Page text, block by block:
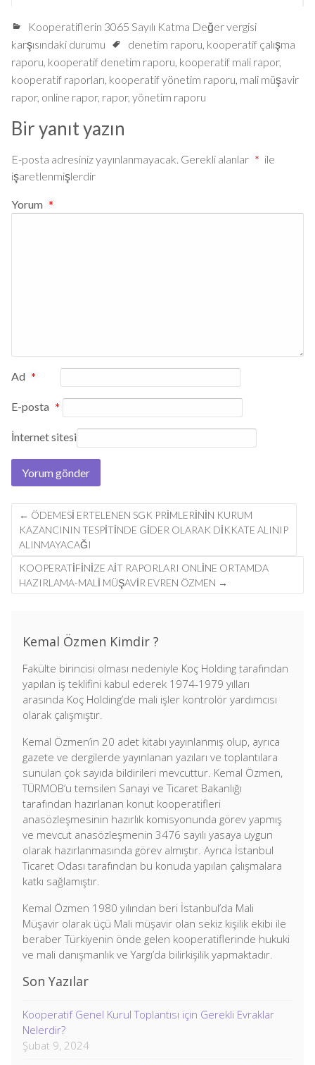
Kooperatiflerin 3065 Sayılı Katma Değer vergisi
karşısındaki durumu
denetim raporu, kooperatif çalışma
raporu, kooperatif denetim raporu, kooperatif mali rapor,
kooperatif raporları, kooperatif yönetim raporu, mali müşavir
rapor, online rapor, rapor, yönetim raporu
Bir yanıt yazın
E-posta adresiniz yayınlanmayacak. Gerekli alanlar * ile
işaretlenmişlerdir
Yorum *
Ad *
E-posta *
İnternet sitesi
Post
navigation
← ÖDEMESI ERTELENEN SGK PRIMLERININ KURUM
KAZANCININ TESPITINDE GIDER OLARAK DIKKATE ALINIP
ALINMAYACAĞI
KOOPERATIFINIZE AIT RAPORLARI ONLINE ORTAMDA
HAZIRLAMA-MALI MÜŞAVIR EVREN ÖZMEN →
Kemal Özmen Kimdir ?
Fakülte birincisi olması nedeniyle Koç Holding tarafından
yapılan iş teklifini kabul ederek 1974-1979 yılları
arasında Koç Holding’de mali işler kontrolör yardımcısı
olarak çalışmıştır.
Kemal Özmen’in 20 adet kitabı yayınlanmış olup, ayrıca
gazete ve dergilerde yayınlanan yazıları ve toplantılara
sunulan çok sayıda bildirileri mevcuttur. Kemal Özmen,
TÜRMOB’u temsilen Sanayi ve Ticaret Bakanlığı
tarafından hazırlanan konut kooperatifleri
anasözleşmesinin hazırlık komisyonunda görev yapmış
ve mevcut anasözleşmenin 3476 sayılı yasaya uygun
olarak hazırlanmasında görev almıştır. Ayrıca İstanbul
Ticaret Odası tarafından bu konuda yapılan çalışmalara
katkı sağlamıştır.
Kemal Özmen 1980 yılından beri İstanbul’da Mali
Müşavir olarak üçü Mali müşavir olan sekiz kişilik ekibi ile
beraber Türkiyenin önde gelen kooperatiflerinde hukuki
ve mali danışmanlık ve Yargı’da bilirkişilik yapmaktadır.
Son Yazılar
Kooperatif Genel Kurul Toplantısı için Gerekli Evraklar
Nelerdir?
Şubat 9, 2024